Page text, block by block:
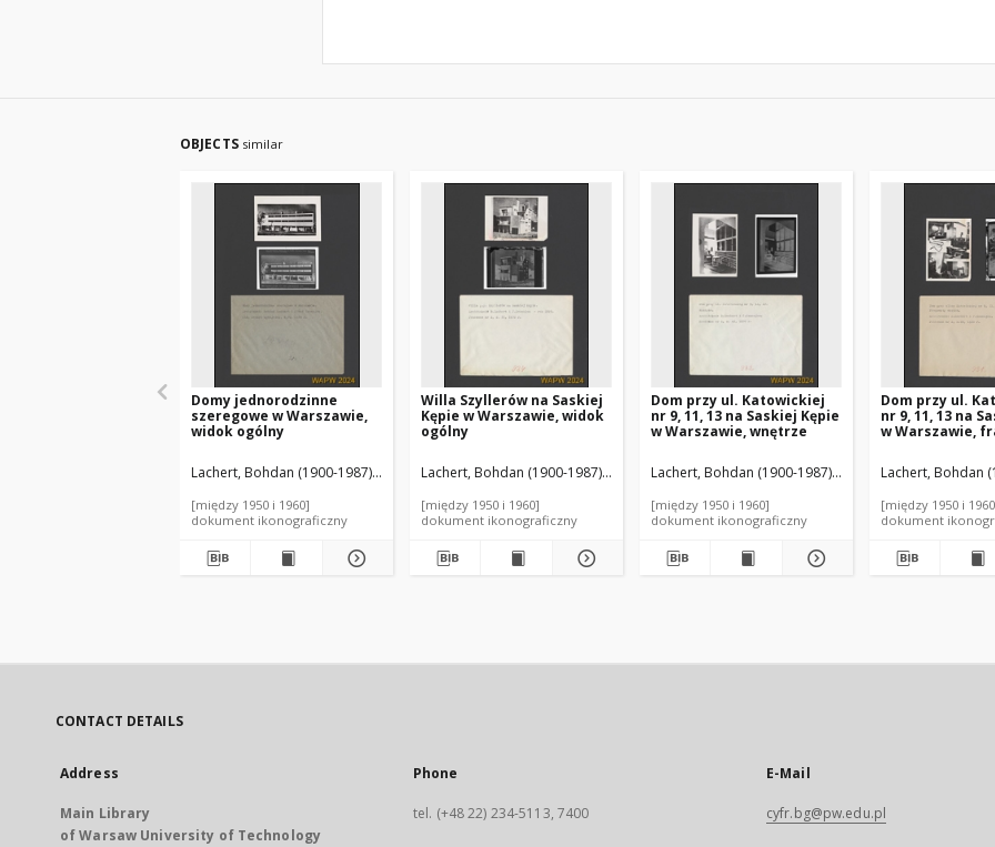
OBJECTS similar
Domy jednorodzinne
szeregowe w Warszawie,
widok ogólny
Lachert, Bohdan (1900-1987). Autor Szanajca, Józef (1902-1939). Autor
[między 1950 i 1960]
dokument ikonograficzny
Willa Szyllerów na Saskiej
Kępie w Warszawie, widok
ogólny
Lachert, Bohdan (1900-1987). Autor Szanajca, Józef (1902-1939). Autor
[między 1950 i 1960]
dokument ikonograficzny
Dom przy ul. Katowickiej
nr 9, 11, 13 na Saskiej Kępie
w Warszawie, wnętrze
Lachert, Bohdan (1900-1987). Autor Szanajca, Józef
[między 1950 i 1960]
dokument ikonograficzny
Dom przy ul.
nr 9, 11, 13 na
w Warszawie,
Lachert, Bohdan
[między 1950 i
dokument
CONTACT DETAILS
Address
Main Library
of Warsaw University of Technology
Phone
tel. (+48 22) 234-5113, 7400
E-Mail
cyfr.bg@pw.edu.pl